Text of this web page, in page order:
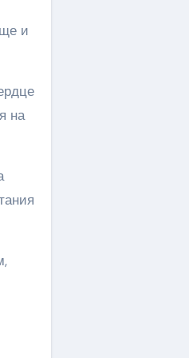
и
на